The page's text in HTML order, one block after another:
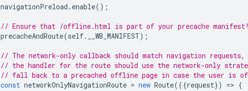
navigationPreload . enable();
// Ensure that /offline.html is part of your precache manifest!
precacheAndRoute(self. __WB_MANIFEST);
// The network-only callback should match navigation requests,
// the handler for the route should use the network-only
// fall back to a precached offline page in case the user is
const networkOnlyNavigationRoute = new Route(({request}) => {